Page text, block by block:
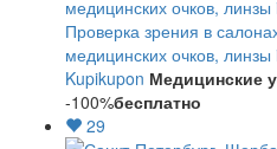
Проверка зрения в
медицинских очков, линзы
Kupikupon Медицинские
-100%бесплатно
29